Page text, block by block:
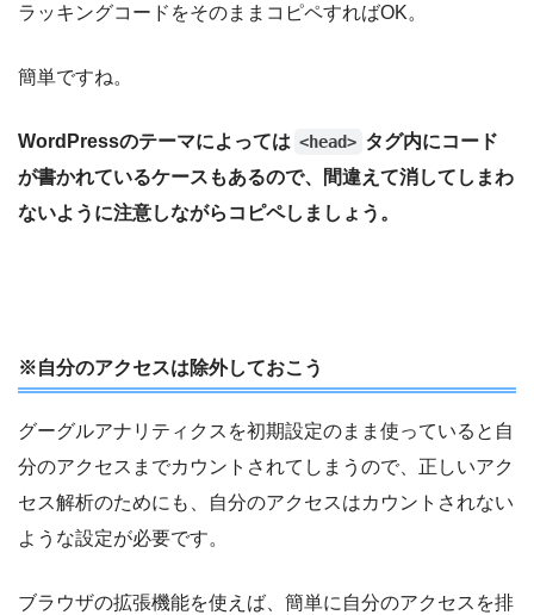
ラッキングコードをそのままコピペすればOK。
簡単ですね。
WordPressのテーマによっては <head> タグ内にコード
が書かれているケースもあるので、間違えて消してしまわ
ないように注意しながらコピペしましょう。
※自分のアクセスは除外しておこう
グーグルアナリティクスを初期設定のまま使っていると自
分のアクセスまでカウントされてしまうので、正しいアク
セス解析のためにも、自分のアクセスはカウントされない
ような設定が必要です。
ブラウザの拡張機能を使えば、簡単に自分のアクセスを排